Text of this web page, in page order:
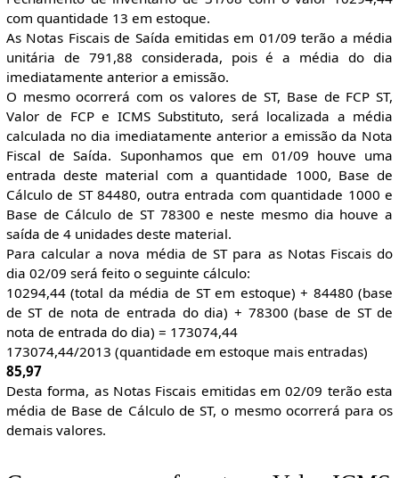
com quantidade 13 em estoque.
As Notas Fiscais de Saída emitidas em 01/09 terão a média
unitária de 791,88 considerada, pois é a média do dia
imediatamente anterior a emissão.
O mesmo ocorrerá com os valores de ST, Base de FCP ST,
Valor de FCP e ICMS Substituto, será localizada a média
calculada no dia imediatamente anterior a emissão da Nota
Fiscal de Saída. Suponhamos que em 01/09 houve uma
entrada deste material com a quantidade 1000, Base de
Cálculo de ST 84480, outra entrada com quantidade 1000 e
Base de Cálculo de ST 78300 e neste mesmo dia houve a
saída de 4 unidades deste material.
Para calcular a nova média de ST para as Notas Fiscais do
dia 02/09 será feito o seguinte cálculo:
10294,44 (total da média de ST em estoque) + 84480 (base
de ST de nota de entrada do dia) + 78300 (base de ST de
nota de entrada do dia) = 173074,44
173074,44/2013 (quantidade em estoque mais entradas)
85,97
Desta forma, as Notas Fiscais emitidas em 02/09 terão esta
média de Base de Cálculo de ST, o mesmo ocorrerá para os
demais valores.